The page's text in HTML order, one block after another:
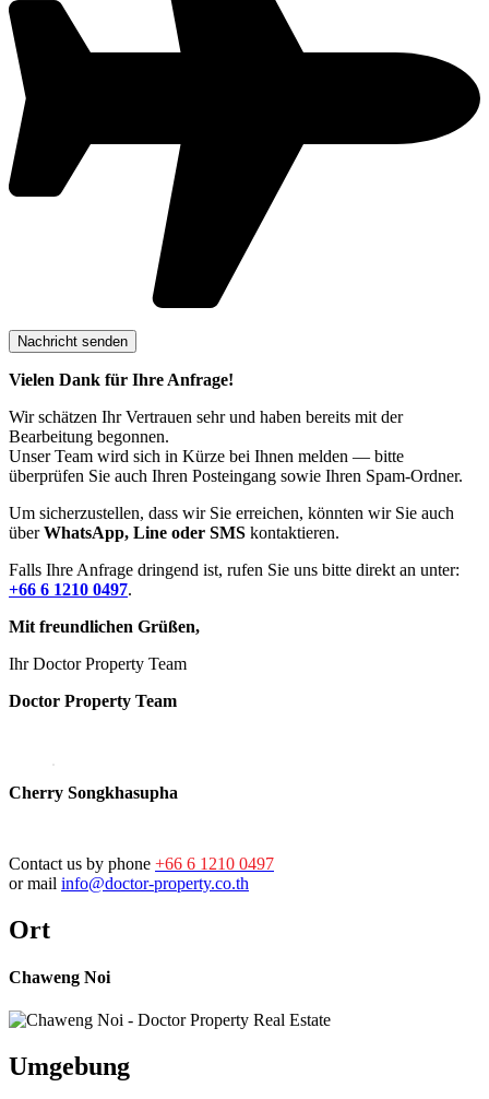
Vielen Dank für Ihre Anfrage!
Wir schätzen Ihr Vertrauen sehr und haben bereits mit der
Bearbeitung begonnen.
Unser Team wird sich in Kürze bei Ihnen melden — bitte
überprüfen Sie auch Ihren Posteingang sowie Ihren Spam-Ordner.
Um sicherzustellen, dass wir Sie erreichen, könnten wir Sie auch
überWhatsApp, Line oder SMS kontaktieren.
Falls Ihre Anfrage dringend ist, rufen Sie uns bitte direkt an unter:
+66 6 1210 0497.
Mit freundlichen Grüßen,
Ihr Doctor Property Team
Doctor Property Team
Cherry Songkhasupha
Contact us by phone +66 6 1210 0497
or mail info@doctor-property.co.th
Ort
Chaweng Noi
Umgebung